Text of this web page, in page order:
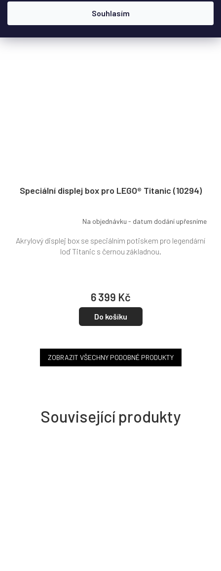
Souhlasím
Související produkty
Speciální displej box pro LEGO® Titanic (10294)
Na objednávku - datum dodání upřesníme
6 399 Kč
Do košíku
Akrylový displej box se speciálním potiskem pro legendární
loď Titanic s černou základnou.
ZOBRAZIT VŠECHNY PODOBNÉ PRODUKTY